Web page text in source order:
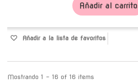
Añadir al carrito
Añadir a la lista de favoritos
Mostrando 1 - 16 of 16 items